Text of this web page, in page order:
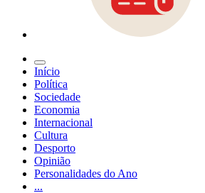
Início
Política
Sociedade
Economia
Internacional
Cultura
Desporto
Opinião
Personalidades do Ano
...